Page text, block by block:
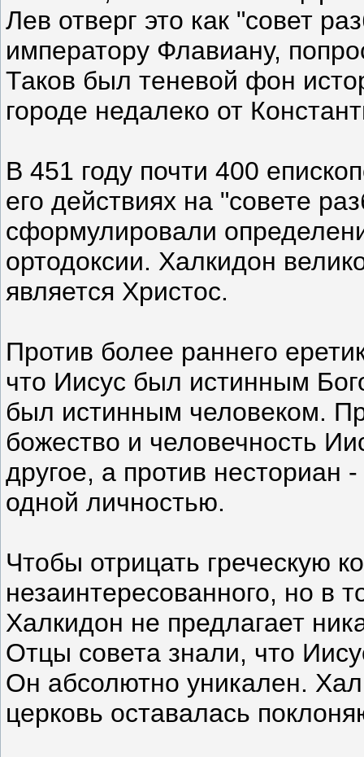
Лев отверг это как "совет
императору Флавиану,
Таков был теневой фон
городе недалеко от
В 451 году почти 400
его действиях на "совете
сформулировали
ортодоксии. Халкидон
является Христос.
Против более раннего
что Иисус был истинным
был истинным человеком.
божество и человечность
другое, а против
одной личностью.
Чтобы отрицать греческую
незаинтересованного, но
Халкидон не предлагает
Отцы совета знали, что
Он абсолютно уникален.
церковь оставалась